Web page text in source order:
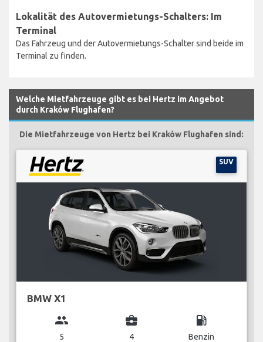
Lokalität des Autovermietungs-Schalters: Im
Terminal
Das Fahrzeug und der Autovermietungs-Schalter sind beide im
Terminal zu finden.
Welche Mietfahrzeuge gibt es bei Hertz im Angebot
durch Kraków Flughafen?
Die Mietfahrzeuge von Hertz bei Kraków Flughafen sind:
SUV
BMW X1
group
5
business_center
4
local_gas_station
Benzin